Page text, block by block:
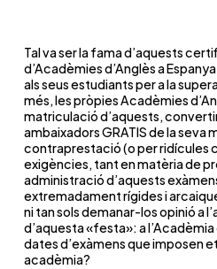
Tal va ser la fama d’aquests
d’Acadèmies d’Anglès a
als seus estudiants per a la
més, les pròpies Acadèmies
matriculació d’aquests,
ambaixadors GRATIS de la seva
contraprestació (o per ridícules
exigències, tant en matèria de
administració d’aquests
extremadament rígides i
ni tan sols demanar-los opinió a
d’aquesta «festa»: a
dates d’exàmens que imposen
acadèmia?